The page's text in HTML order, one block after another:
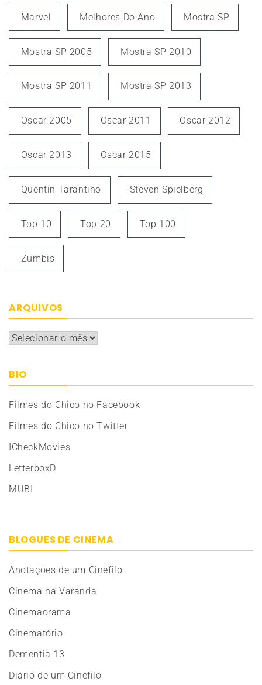
Marvel Melhores Do Ano Mostra SP
Mostra SP 2005 Mostra SP 2010
Mostra SP 2011 Mostra SP 2013
Oscar 2005 Oscar 2011 Oscar 2012
Oscar 2013 Oscar 2015
Quentin Tarantino Steven Spielberg
Top 10 Top 20 Top 100
Zumbis
ARQUIVOS
Arquivos
BIO
Filmes do Chico no Facebook
Filmes do Chico no Twitter
ICheckMovies
LetterboxD
MUBI
BLOGUES DE CINEMA
Anotações de um Cinéfilo
Cinema na Varanda
Cinemaorama
Cinematório
Dementia 13
Diário de um Cinéfilo